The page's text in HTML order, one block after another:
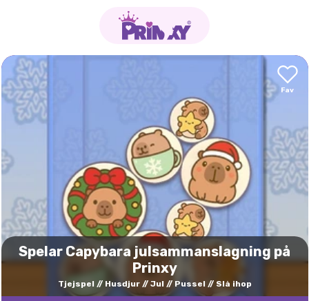
Spelar Capybara julsammanslagning på
Prinxy
Tjejspel Husdjur Jul Pussel Slå ihop